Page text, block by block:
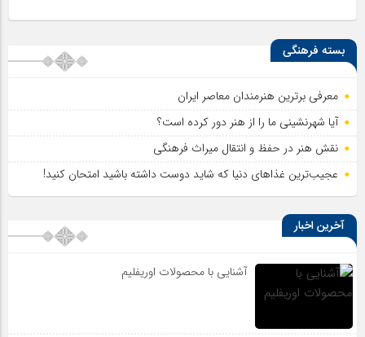
بسته فرهنگی
معرفی برترین هنرمندان معاصر ایران
آیا شهرنشینی ما را از هنر دور کرده است؟
نقش هنر در حفظ و انتقال میراث فرهنگی
عجیب‌ترین غذاهای دنیا که شاید دوست داشته باشید امتحان کنید!
آخرین اخبار
آشنایی با محصولات اوریفلیم